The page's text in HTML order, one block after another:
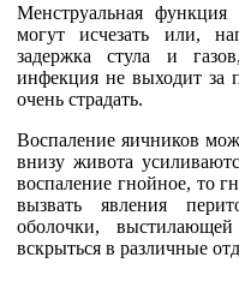
Менструальная
могут исчезать или,
задержка стула и
инфекция не выходит за
очень страдать.
Воспаление яичников
внизу живота
воспаление гнойное, то
вызвать явления
оболочки,
вскрыться в различные